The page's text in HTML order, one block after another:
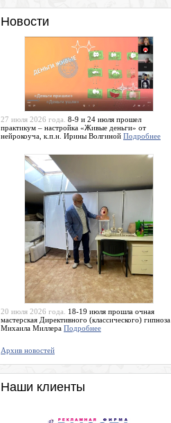
Новости
27 июля 2026 года. 8-9 и 24 июля прошел
практикум – настройка «Живые деньги» от
нейрокоуча, к.п.н. Ирины Волгиной Подробнее
20 июля 2026 года.
18-19 июля прошла очная
мастерская Директивного (классического) гипноза
Михаила Миллера Подробнее
Архив новостей
Наши клиенты